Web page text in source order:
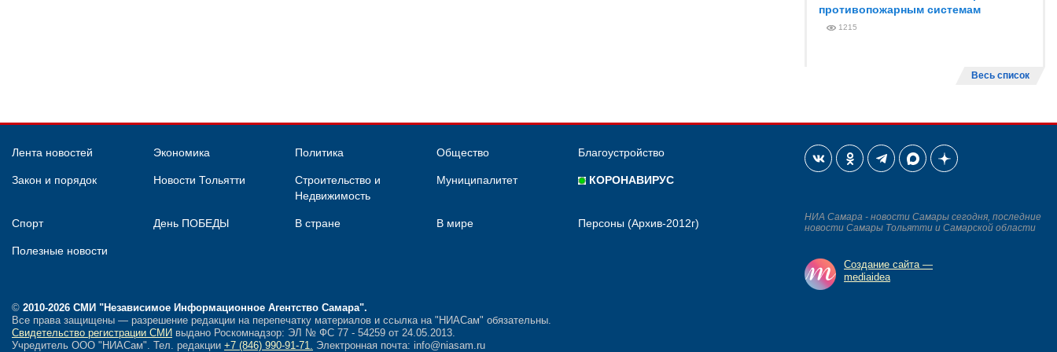
противопожарным системам
1215
Весь список
Лента новостей Экономика Политика Общество Благоустройство
Закон и порядок Новости Тольятти
Строительство и
Недвижимость
Муниципалитет КОРОНАВИРУС
Спорт День ПОБЕДЫ В стране В мире Персоны (Архив-2012г)
Полезные новости
© 2010-2026 СМИ "Независимое Информационное Агентство Самара".
Все права защищены — разрешение редакции на перепечатку материалов и ссылка на "НИАСам" обязательны.
Свидетельство регистрации СМИ выдано Роскомнадзор: ЭЛ № ФС 77 - 54259 от 24.05.2013.
Учредитель ООО "НИАСам". Тел. редакции +7 (846) 990-91-71. Электронная почта: info@niasam.ru
НИА Самара - новости Самары сегодня, последние
новости Самары Тольятти и Самарской области
Создание сайта —
mediaidea